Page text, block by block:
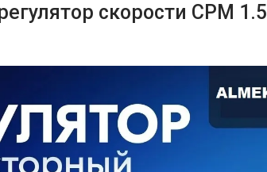
скорости СРМ 1.5